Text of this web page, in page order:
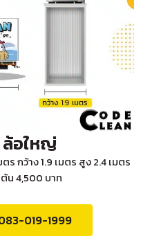
ล้อใหญ่
กว้าง 1.9 เมตร สูง 2.4 เมตร
ต้น 4,500 บาท
019-1999